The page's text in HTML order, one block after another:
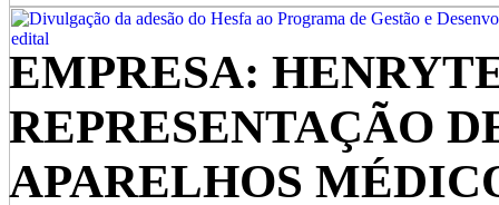
EMPRESA:
REPRESENTAÇÃO
APARELHOS